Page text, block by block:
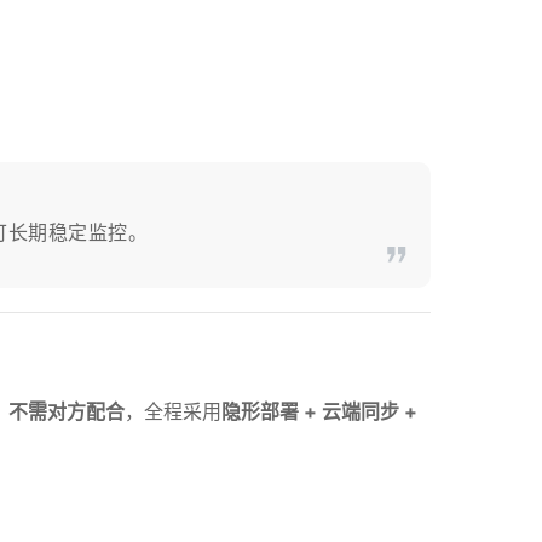
期稳定监控。
不需对方配合，全程采用 隐形部署 + 云端同步 +